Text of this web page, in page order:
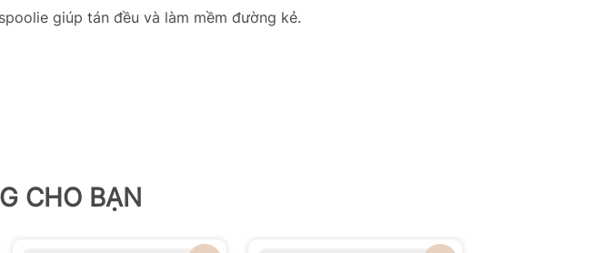
giúp tán đều và làm mềm đường kẻ.
CHO BẠN